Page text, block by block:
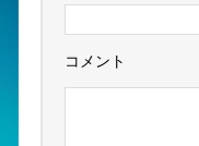
コメント